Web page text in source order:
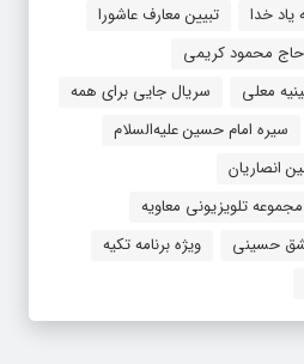
یاد خدا
تبیین معارف عاشورا
حاج محمود کریمی
معلی
سریال جایی برای همه
سیره امام حسین علیه‌السلام
انصاریان
مجموعه تلویزیونی معاویه
حسینی
ویژه برنامه تکیه